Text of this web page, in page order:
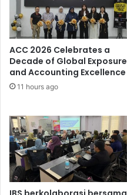
ACC 2026 Celebrates a
Decade of Global Exposure
and Accounting Excellence
11 hours ago